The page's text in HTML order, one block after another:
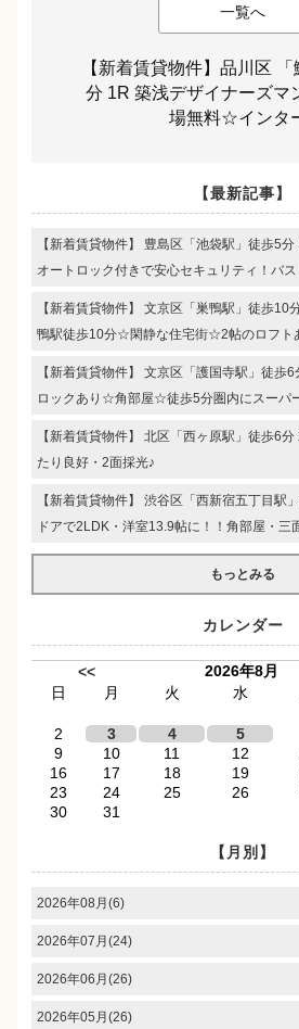
一覧へ
【新着賃貸物件】品川区
分 1R 築浅デザイナーズマ
場無料☆インタ
【最新記事】
【新着賃貸物件】 豊島区「池袋駅」徒歩5
オートロック付きで安心セキュリティ！バ
【新着賃貸物件】 文京区「巣鴨駅」徒歩
鴨駅徒歩10分☆閑静な住宅街☆2帖のロフ
【新着賃貸物件】 文京区「護国寺駅」徒歩
ロックあり☆角部屋☆徒歩5分圏内にスーパ
【新着賃貸物件】 北区「西ヶ原駅」徒歩6
たり良好・2面採光♪
【新着賃貸物件】 渋谷区「西新宿五丁目駅
ドアで2LDK・洋室13.9帖に！！角部屋・
もっとみる
カレンダー
<<
2026年8月
日
月 火 水
2
3 4 5
9
10 11 12
16
17 18 19
23
24 25 26
30
31
【月別】
2026年08月(6)
2026年07月(24)
2026年06月(26)
2026年05月(26)